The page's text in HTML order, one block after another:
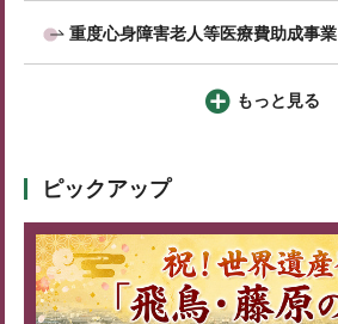
重度心身障害老人等医療費助成事業
もっと見る
ピックアップ